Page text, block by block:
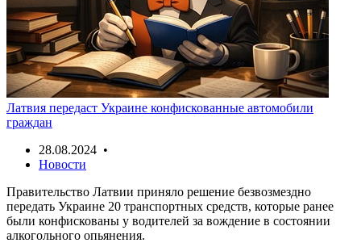
Латвия передаст Украине конфискованные автомобили
граждан
28.08.2024 •
Новости
Правительство Латвии приняло решение безвозмездно
передать Украине 20 транспортных средств, которые ранее
были конфискованы у водителей за вождение в состоянии
алкогольного опьянения.